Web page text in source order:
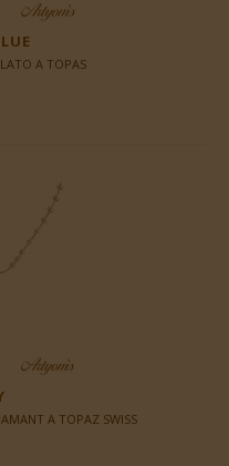
A TOPAS
A TOPAZ SWISS